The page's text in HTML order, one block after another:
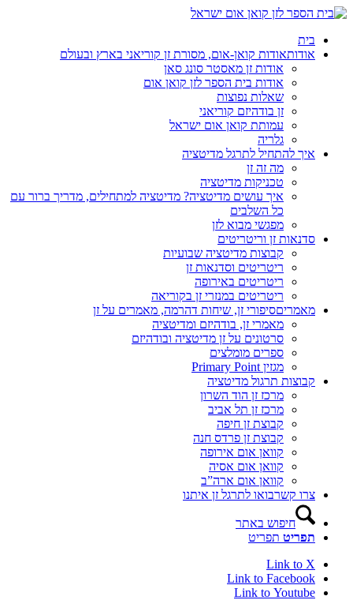
בית
אודותאודות קואן-אום, מסורת זן קוריאני בארץ ובעולם
אודות זן מאסטר סונג סאן
אודות בית הספר לזן קואן אום
שאלות נפוצות
זן בודהיזם קוריאני
עמותת קואן אום ישראל
גלריה
איך להתחיל לתרגל מדיטציה
מה זה זן
טכניקות מדיטציה
איך עושים מדיטציה? מדיטציה למתחילים, מדריך ברור עם
כל השלבים
מפגשי מבוא לזן
סדנאות זן וריטריטים
קבוצות מדיטציה שבועיות
ריטריטים וסדנאות זן
ריטריטים באירופה
ריטריטים במנזרי זן בקוריאה
מאמריםסיפורי זן, שיחות דהרמה, מאמרים על זן
מאמרי זן, בודהיזם ומדיטציה
סרטונים על זן מדיטציה ובודהיזם
ספרים מומלצים
מגזין Primary Point
קבוצות תרגול מדיטציה
מרכז זן הוד השרון
מרכז זן תל אביב
קבוצת זן חיפה
קבוצת זן פרדס חנה
קוואן אום אירופה
קוואן אום אסיה
קוואן אום ארה”ב
צרו קשרבואו לתרגל זן איתנו
חיפוש באתר
תפריט תפריט
Link to X
Link to Facebook
Link to Youtube